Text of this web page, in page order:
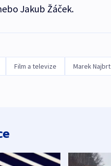
Jakub Žáček.
Film a televize Marek Najbrt